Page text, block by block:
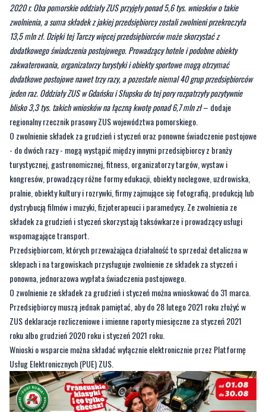
dodatkowego świadczenia postojowego. Prowadzący hotele i podobne obiekty
zakwaterowania, organizatorzy turystyki i obiekty sportowe mogą otrzymać
dodatkowe postojowe nawet trzy razy, a pozostałe niemal 40 grup przedsiębiorców
jeden raz. Oddziały ZUS w Gdańsku i Słupsku do tej pory rozpatrzyły pozytywnie
blisko 3,3 tys. takich wniosków na łączną kwotę ponad 6,7 mln zł– dodaje
regionalny rzecznik prasowy ZUS województwa pomorskiego.
O zwolnienie składek za grudzień i styczeń oraz ponowne świadczenie postojowe
- do dwóch razy - mogą wystąpić między innymi przedsiębiorcy z branży
turystycznej, gastronomicznej, fitness, organizatorzy targów, wystaw i
kongresów, prowadzący różne formy edukacji, obiekty noclegowe, uzdrowiska,
pralnie, obiekty kultury i rozrywki, firmy zajmujące się fotografią, produkcją lub
dystrybucją filmów i muzyki, fizjoterapeuci i paramedycy. Ze zwolnienia ze
składek za grudzień i styczeń skorzystają taksówkarze i prowadzący usługi
wspomagające transport.
Przedsiębiorcom, których przeważająca działalność to sprzedaż detaliczna w
sklepach i na targowiskach przysługuje zwolnienie ze składek za styczeń i
ponowna, jednorazowa wypłata świadczenia postojowego.
O zwolnienie ze składek za grudzień i styczeń można wnioskować do 31 marca.
Przedsiębiorcy muszą jednak pamiętać, aby do 28 lutego 2021 roku złożyć w
ZUS deklaracje rozliczeniowe i imienne raporty miesięczne za styczeń 2021
roku albo grudzień 2020 roku i styczeń 2021 roku.
Wnioski o wsparcie można składać wyłącznie elektronicznie przez Platformę
Usług Elektronicznych (PUE) ZUS.
Byliście świadkami zdarzenia w naszym regionie? Chcecie